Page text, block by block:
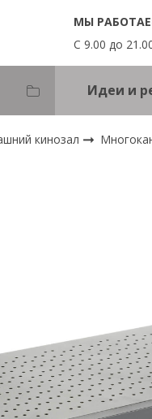
МЫ
С 9.00 до
Идеи и
кинозал